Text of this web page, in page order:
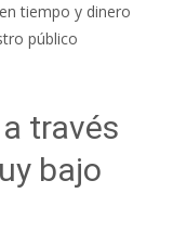
tiempo y dinero
público
través
bajo